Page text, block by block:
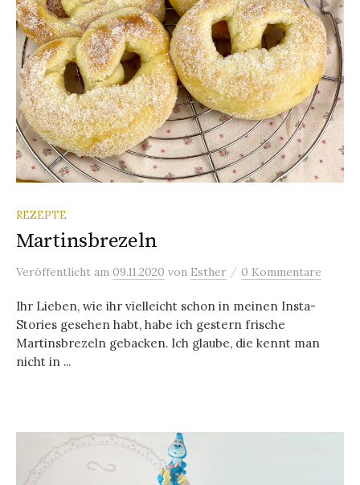
REZEPTE
Martinsbrezeln
Veröffentlicht am 09.11.2020 von Esther / 0 Kommentare
Ihr Lieben, wie ihr vielleicht schon in meinen Insta-
Stories gesehen habt, habe ich gestern frische
Martinsbrezeln gebacken. Ich glaube, die kennt man
nicht in ...